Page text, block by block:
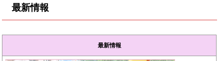
最新情報
最新情報